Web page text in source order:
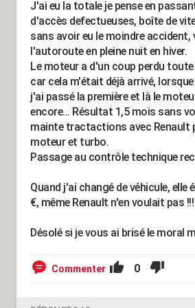
J'ai eu la totale je pense en
d'accès defectueuses, boîte de
sans avoir eu le moindre
l'autoroute en pleine nuit en hiver.
Le moteur a d'un coup perdu
car cela m'était déjà arrivé,
j'ai passé la première et là le
encore... Résultat 1,5 mois sans
mainte tractactions avec Renault
moteur et turbo.
Passage au contrôle technique
Quand j'ai changé de véhicule,
€, même Renault n'en voulait pas !!!
Désolé si je vous ai brisé le moral
Commenter 0